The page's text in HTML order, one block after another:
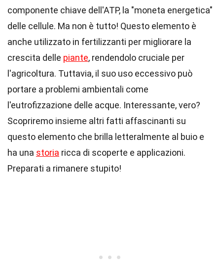
componente chiave dell'ATP, la "moneta energetica"
delle cellule. Ma non è tutto! Questo elemento è
anche utilizzato in fertilizzanti per migliorare la
crescita delle piante, rendendolo cruciale per
l'agricoltura. Tuttavia, il suo uso eccessivo può
portare a problemi ambientali come
l'eutrofizzazione delle acque. Interessante, vero?
Scopriremo insieme altri fatti affascinanti su
questo elemento che brilla letteralmente al buio e
ha una storia ricca di scoperte e applicazioni.
Preparati a rimanere stupito!